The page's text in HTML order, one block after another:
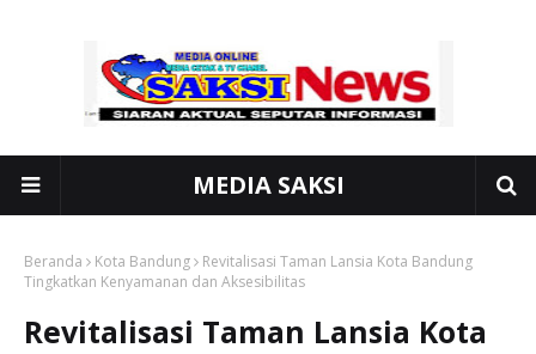
MEDIA SAKSI
Beranda Kota Bandung
Revitalisasi Taman Lansia Kota Bandung
Tingkatkan Kenyamanan dan Aksesibilitas
Revitalisasi Taman Lansia Kota